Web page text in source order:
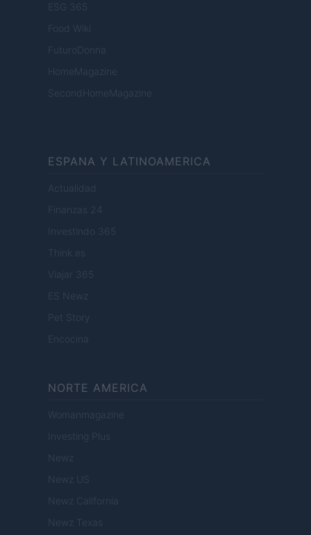
ESG 365
Food Wiki
FuturoDonna
HomeMagazine
SecondHomeMagazine
ESPANA Y LATINOAMERICA
Actualidad
Finanzas 24
Investindo 365
Think.es
Viajar 365
ES Newz
Pet Story
Encocina
NORTE AMERICA
Womanmagazine
Investing Plus
Newz
Newz US
Newz California
Newz Texas